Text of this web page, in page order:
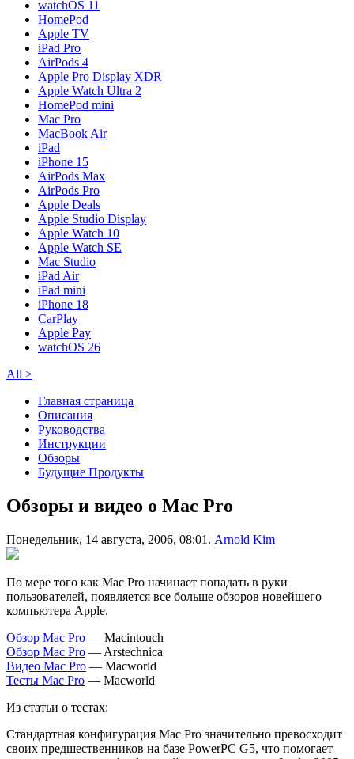
watchOS 11
HomePod
Apple TV
iPad Pro
AirPods 4
Apple Pro Display XDR
Apple Watch Ultra 2
HomePod mini
Mac Pro
MacBook Air
iPad
iPhone 15
AirPods Max
AirPods Pro
Apple Deals
Apple Studio Display
Apple Watch 10
Apple Watch SE
Mac Studio
iPad Air
iPad mini
iPhone 18
CarPlay
Apple Pay
watchOS 26
All >
Главная страница
Описания
Руководства
Инструкции
Обзоры
Будущие Продукты
Обзоры и видео о Mac Pro
Понедельник, 14 августа, 2006, 08:01. Arnold Kim
По мере того как Mac Pro начинает попадать в руки
пользователей, появляется все больше обзоров новейшего
компьютера Apple.
Обзор Mac Pro — Macintouch
Обзор Mac Pro — Arstechnica
Видео Mac Pro — Macworld
Тесты Mac Pro — Macworld
Из статьи о тестах:
Стандартная конфигурация Mac Pro значительно превосходит
своих предшественников на базе PowerPC G5, что помогает